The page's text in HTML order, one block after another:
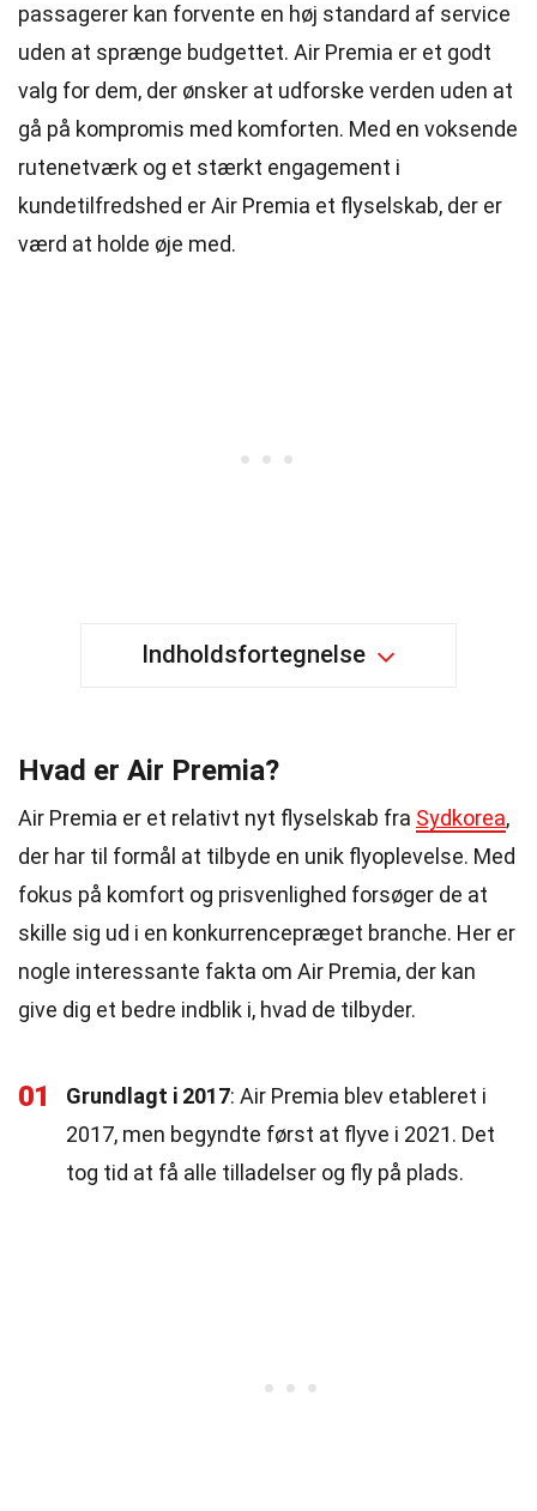
passagerer kan forvente en høj standard af service
uden at sprænge budgettet. Air Premia er et godt
valg for dem, der ønsker at udforske verden uden at
gå på kompromis med komforten. Med en voksende
rutenetværk og et stærkt engagement i
kundetilfredshed er Air Premia et flyselskab, der er
værd at holde øje med.
Indholdsfortegnelse
Hvad er Air Premia?
Air Premia er et relativt nyt flyselskab fra Sydkorea,
der har til formål at tilbyde en unik flyoplevelse. Med
fokus på komfort og prisvenlighed forsøger de at
skille sig ud i en konkurrencepræget branche. Her er
nogle interessante fakta om Air Premia, der kan
give dig et bedre indblik i, hvad de tilbyder.
01 Grundlagt i 2017: Air Premia blev etableret i
2017, men begyndte først at flyve i 2021. Det
tog tid at få alle tilladelser og fly på plads.